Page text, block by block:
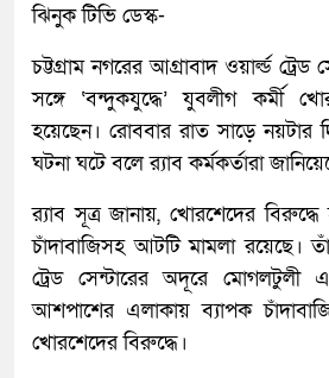
ঝিনুক টিভি ডেস্ক-
চট্টগ্রাম নগরের আগ্রাবাদ ওয়ার্ল্ড ট্রেড
সঙ্গে ‘বন্দুকযুদ্ধে’ যুবলীগ কর্মী
হয়েছেন। রোববার রাত সাড়ে নয়টার
ঘটনা ঘটে বলে র‍্যাব কর্মকর্তারা
র‍্যাব সূত্র জানায়, খোরশেদের
চাঁদাবাজিসহ আটটি মামলা রয়েছে।
ট্রেড সেন্টারের অদূরে মোগলটুলী
আশপাশের এলাকায় ব্যাপক
খোরশেদের বিরুদ্ধে।